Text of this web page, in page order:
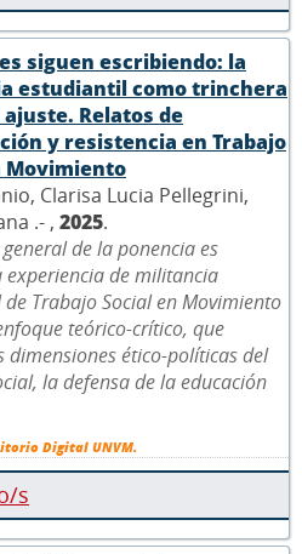
siguen escribiendo: la
estudiantil como trinchera
Relatos de
y resistencia en Trabajo
Movimiento
Clarisa Lucia Pellegrini,
.- , 2025.
de la ponencia es
experiencia de militancia
Trabajo Social en Movimiento
teórico-crítico, que
dimensiones ético-políticas del
la defensa de la educación
Digital UNVM.
s